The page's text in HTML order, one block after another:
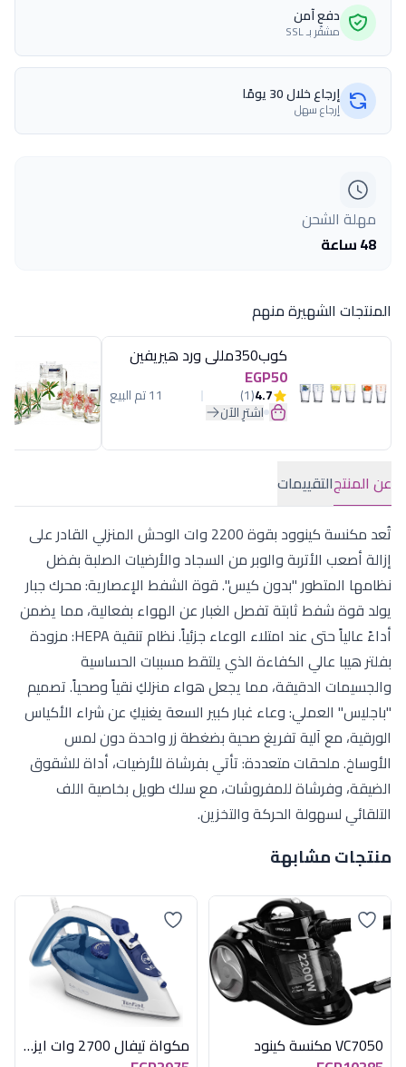
دفع آمن
مشفّر بـ SSL
إرجاع خلال 30 يومًا
إرجاع سهل
مهلة الشحن
48 ساعة
المنتجات الشهيرة منهم
كوب350مللى ورد هيريفين
EGP50
4.7
(1) 11 تم البيع
اشترِ الآن
عن المنتجالتقييمات
تُعد مكنسة كينوود بقوة 2200 وات الوحش المنزلي القادر على
إزالة أصعب الأتربة والوبر من السجاد والأرضيات الصلبة بفضل
نظامها المتطور "بدون كيس". قوة الشفط الإعصارية: محرك جبار
يولد قوة شفط ثابتة تفصل الغبار عن الهواء بفعالية، مما يضمن
أداءً عالياً حتى عند امتلاء الوعاء جزئياً. نظام تنقية HEPA: مزودة
بفلتر هيبا عالي الكفاءة الذي يلتقط مسببات الحساسية
والجسيمات الدقيقة، مما يجعل هواء منزلكِ نقياً وصحياً. تصميم
"باجليس" العملي: وعاء غبار كبير السعة يغنيكِ عن شراء الأكياس
الورقية، مع آلية تفريغ صحية بضغطة زر واحدة دون لمس
الأوساخ. ملحقات متعددة: تأتي بفرشاة للأرضيات، أداة للشقوق
الضيقة، وفرشاة للمفروشات، مع سلك طويل بخاصية اللف
التلقائي لسهولة الحركة والتخزين.
منتجات مشابهة
VC7050 مكنسة كينود
مكواة تيفال 2700 وات ايزي جليس فرنساوي